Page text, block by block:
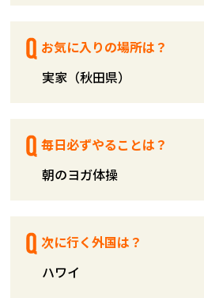
お気に入りの場所は？
実家（秋田県）
毎日必ずやることは？
朝のヨガ体操
次に行く外国は？
ハワイ